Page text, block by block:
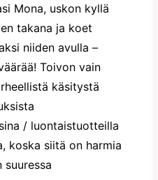
Mona, uskon kyllä
takana ja koet
niiden avulla –
Toivon vain
käsitystä
/ luontaistuotteilla
koska siitä on harmia
suuressa